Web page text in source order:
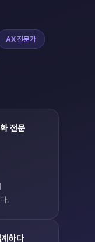
AX 전문가
전문
.
하다